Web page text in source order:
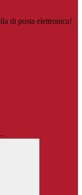
di posta elettronica!